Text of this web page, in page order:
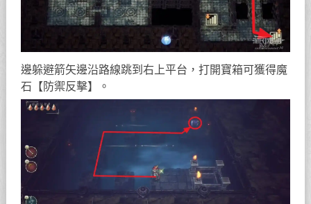
邊躲避箭矢邊沿路線跳到右上平台，打開寶箱可獲得魔
石【防禦反擊】。